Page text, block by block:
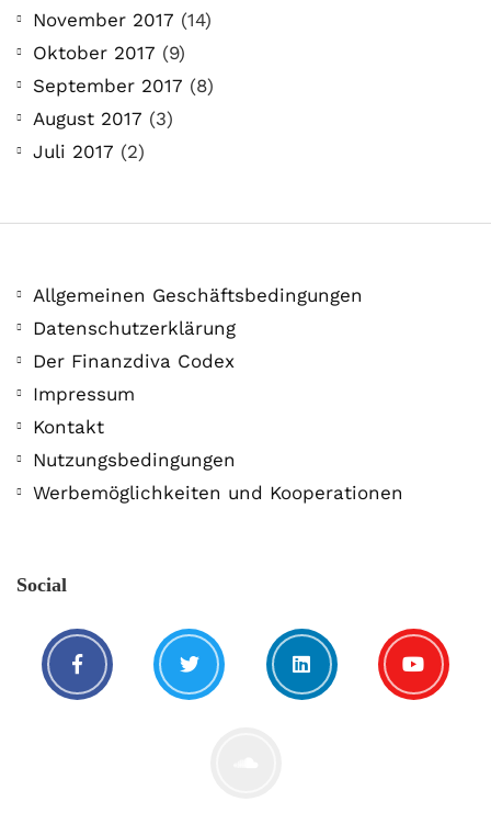
November 2017 (14)
Oktober 2017 (9)
September 2017 (8)
August 2017 (3)
Juli 2017 (2)
Allgemeinen Geschäftsbedingungen
Datenschutzerklärung
Der Finanzdiva Codex
Impressum
Kontakt
Nutzungsbedingungen
Werbemöglichkeiten und Kooperationen
Social